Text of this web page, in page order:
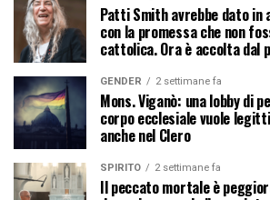
Patti Smith avrebbe dato in
con la promessa che non
cattolica. Ora è accolta dal
GENDER 2 settimane fa
Mons. Viganò: una lobby di
corpo ecclesiale vuole
anche nel Clero
SPIRITO 2 settimane fa
Il peccato mortale è